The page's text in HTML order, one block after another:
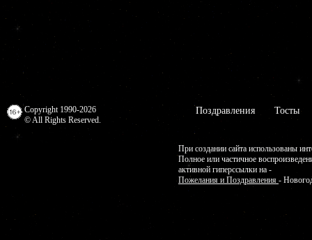
Copyright 1990-2026
© All Rights Reserved.
Поздравления Тосты
При создании сайта использованы
Полное или частичное
активной гиперссылки на -
Пожелания и Поздравления -